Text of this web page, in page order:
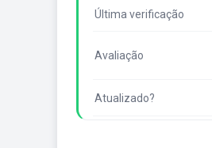
Última verificação
Avaliação
Atualizado?